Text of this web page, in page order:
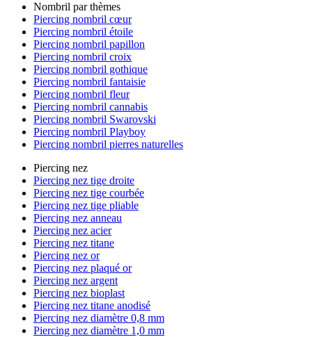
Nombril par thèmes
Piercing nombril cœur
Piercing nombril étoile
Piercing nombril papillon
Piercing nombril croix
Piercing nombril gothique
Piercing nombril fantaisie
Piercing nombril fleur
Piercing nombril cannabis
Piercing nombril Swarovski
Piercing nombril Playboy
Piercing nombril pierres naturelles
Piercing nez
Piercing nez tige droite
Piercing nez tige courbée
Piercing nez tige pliable
Piercing nez anneau
Piercing nez acier
Piercing nez titane
Piercing nez or
Piercing nez plaqué or
Piercing nez argent
Piercing nez bioplast
Piercing nez titane anodisé
Piercing nez diamètre 0,8 mm
Piercing nez diamètre 1,0 mm